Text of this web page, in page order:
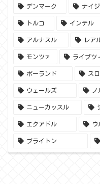
デンマーク ナイ
トルコ インテル
アルナスル レア
モンツァ ライプツ
ポーランド ス
ウェールズ
ニューカッスル
エクアドル ウ
ブライトン